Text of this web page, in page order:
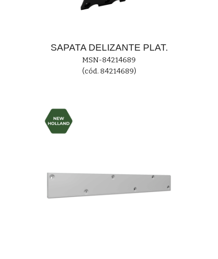
SAPATA DELIZANTE PLAT.
MSN-84214689
(cód. 84214689)